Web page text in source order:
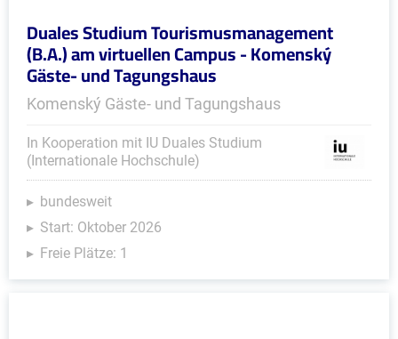
Duales Studium Tourismusmanagement
(B.A.) am virtuellen Campus - Komenský
Gäste- und Tagungshaus
Komenský Gäste- und Tagungshaus
In Kooperation mit IU Duales Studium
(Internationale Hochschule)
bundesweit
Start: Oktober 2026
Freie Plätze: 1